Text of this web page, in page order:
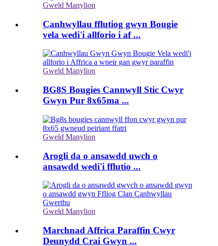
Gweld Manylion
Canhwyllau fflutiog gwyn Bougie
vela wedi'i allforio i af ...
Gweld Manylion
BG8S Bougies Cannwyll Stic Cwyr
Gwyn Pur 8x65ma ...
Gweld Manylion
Arogli da o ansawdd uwch o
ansawdd wedi'i fflutio ...
Gweld Manylion
Marchnad Affrica Paraffin Cwyr
Deunydd Crai Gwyn ...